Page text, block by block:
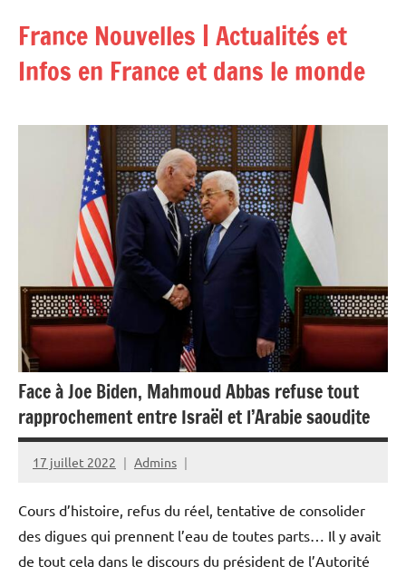
contenu
France Nouvelles | Actualités et
Infos en France et dans le monde
Face à Joe Biden, Mahmoud Abbas refuse tout
rapprochement entre Israël et l’Arabie saoudite
17 juillet 2022 Admins
Cours d’histoire, refus du réel, tentative de consolider
des digues qui prennent l’eau de toutes parts… Il y avait
de tout cela dans le discours du président de l’Autorité